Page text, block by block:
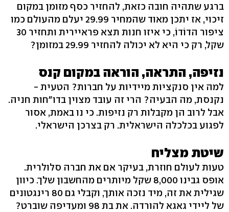
ברגע שתהיה חובה כזאת, להחזיר כסף מזומן במקום
זיכוי, אז יתכן מאוד שהמחיר 29.99 יעלם מהעולם כמו
ציפור הדוֹדוֹ, כי איזו חנות תצא פראיירית ותחזיר 30
שקל, רק כי היא לא יכולה להחזיר 29.99 במזומן?
נזיפה, התראה, הוראה במקום קנס
למה אין סנקציות מיידיות על חברות? הטעית -
נקנסת, מה הבעיה? הרי זה עובד מצוין בדו"חות חניה.
אבל לרוב הן מקבלות רק נזיפות. כי נו באמת, אסור
לפגוע בכלכלה הישראלית. רק בצרכן הישראלי.
שיטת מצליח
טעות לעולם חוזרת, בעיקר אם את חברה סלולרית.
אופס גבינו 8,000 שקל מיותרים מהחשבון שלך. כיוון
שגילית את זה, מיד נזכה אותך, וקבלי גם 80 רינגטונים
של ליידי גאגא להורדה. את בת 98 ומעדיפה שוברט?